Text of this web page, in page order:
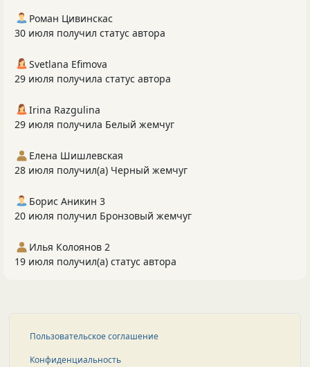
Роман Цивинскас
30 июля получил статус автора
Svetlana Efimova
29 июля получила статус автора
Irina Razgulina
29 июля получила Белый жемчуг
Елена Шишлевская
28 июля получил(а) Черный жемчуг
Борис Аникин 3
20 июля получил Бронзовый жемчуг
Илья Колоянов 2
19 июля получил(а) статус автора
Пользовательское соглашение
Конфиденциальность